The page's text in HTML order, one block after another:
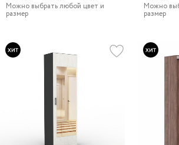
Можно выбрать любой цвет и
размер
Можно
размер